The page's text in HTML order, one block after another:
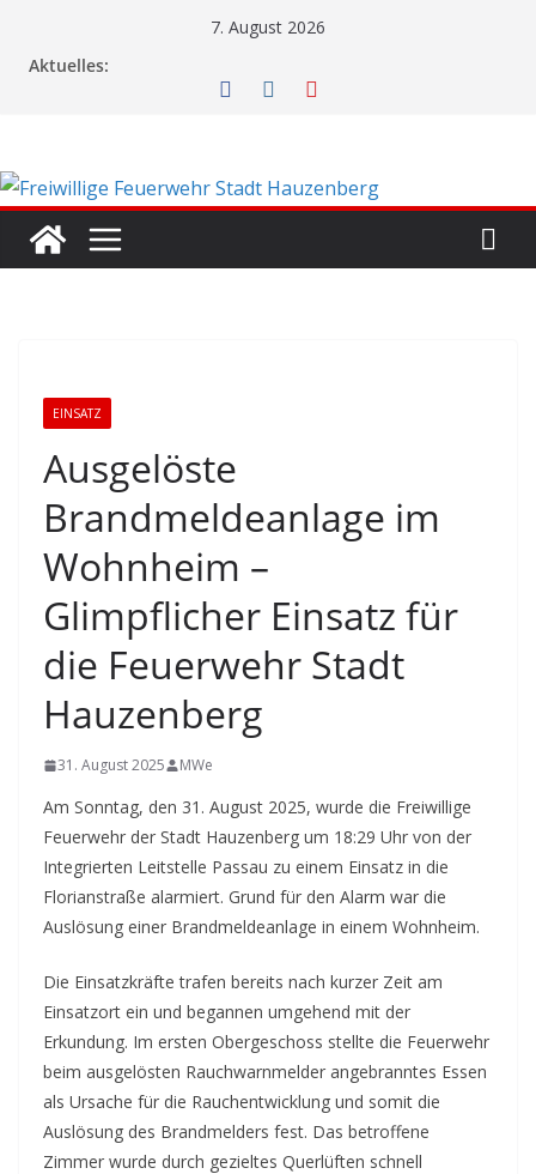
7. August 2026
Aktuelles:
EINSATZ
Ausgelöste
Brandmeldeanlage im
Wohnheim –
Glimpflicher Einsatz für
die Feuerwehr Stadt
Hauzenberg
31. August 2025 MWe
Am Sonntag, den 31. August 2025, wurde die Freiwillige
Feuerwehr der Stadt Hauzenberg um 18:29 Uhr von der
Integrierten Leitstelle Passau zu einem Einsatz in die
Florianstraße alarmiert. Grund für den Alarm war die
Auslösung einer Brandmeldeanlage in einem Wohnheim.
Die Einsatzkräfte trafen bereits nach kurzer Zeit am
Einsatzort ein und begannen umgehend mit der
Erkundung. Im ersten Obergeschoss stellte die Feuerwehr
beim ausgelösten Rauchwarnmelder angebranntes Essen
als Ursache für die Rauchentwicklung und somit die
Auslösung des Brandmelders fest. Das betroffene
Zimmer wurde durch gezieltes Querlüften schnell